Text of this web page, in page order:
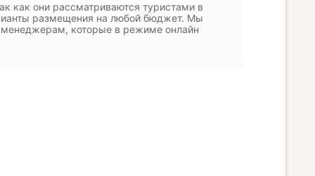
как они рассматриваются туристами в
размещения на любой бюджет. Мы
которые в режиме онлайн